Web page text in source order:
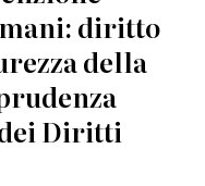
diritto
della
Diritti